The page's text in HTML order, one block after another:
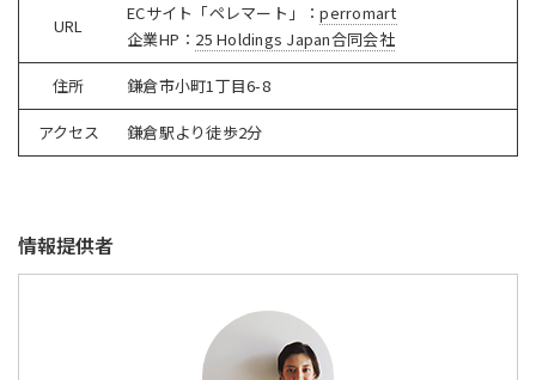
URL
ECサイト「ペレマート」：perromart
企業HP： 25 Holdings Japan合同会社
住所 鎌倉市小町1丁目6-8
アクセス 鎌倉駅より徒歩2分
情報提供者